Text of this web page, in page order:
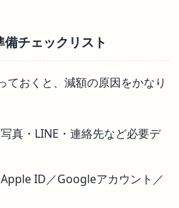
チェックリスト
ておくと、減額の原因をかなり
真・LINE・連絡先など必要デ
Apple ID／Googleアカウント／